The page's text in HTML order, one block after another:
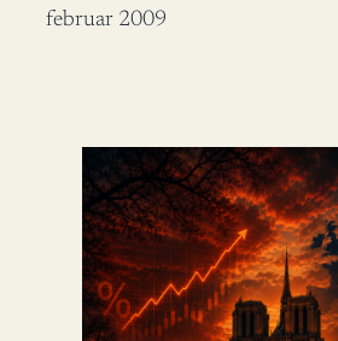
februar 2009